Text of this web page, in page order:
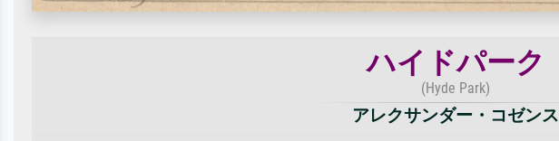
ハイドパーク
(Hyde Park)
アレクサンダー・コゼンス